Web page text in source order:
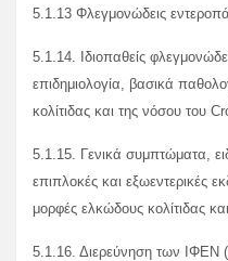
5.1.13 Φλεγμονώδεις
5.1.14. Ιδιοπαθείς
επιδημιολογία, βασικά
κολίτιδας και της νόσου του
5.1.15. Γενικά συμπτώματα,
επιπλοκές και εξωεντερικές
μορφές ελκώδους κολίτιδας
5.1.16. Διερεύνηση των ΙΦΕΝ